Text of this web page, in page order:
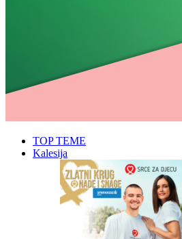
TOP TEME
Kalesija